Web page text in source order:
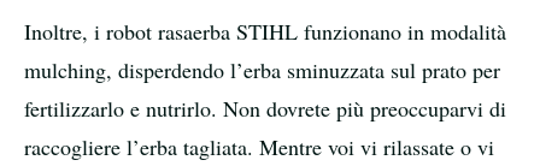
Inoltre, i robot rasaerba STIHL funzionano in modalità
mulching, disperdendo l’erba sminuzzata sul prato per
fertilizzarlo e nutrirlo. Non dovrete più preoccuparvi di
raccogliere l’erba tagliata. Mentre voi vi rilassate o vi